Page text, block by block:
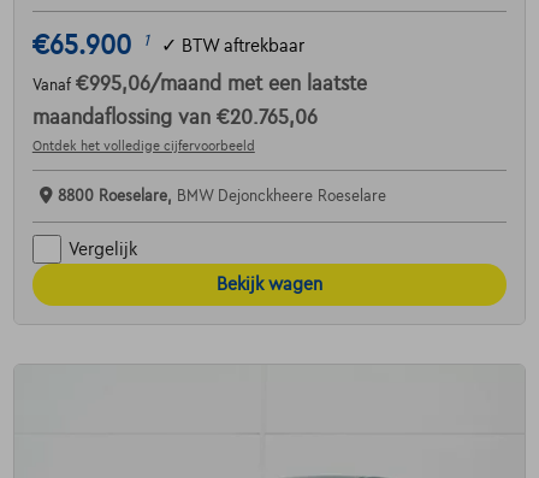
€65.900 1 ✓ BTW aftrekbaar
Vanaf €995,06/maand met een laatste
maandaflossing van €20.765,06
Ontdek het volledige cijfervoorbeeld
8800 Roeselare, BMW Dejonckheere Roeselare
Vergelijk
Bekijk wagen